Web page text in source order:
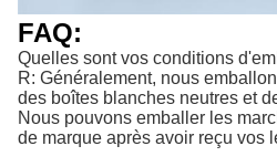
FAQ:
Quelles sont vos conditions
R: Généralement, nous
des boîtes blanches neutres et
Nous pouvons emballer les
de marque après avoir reçu vos